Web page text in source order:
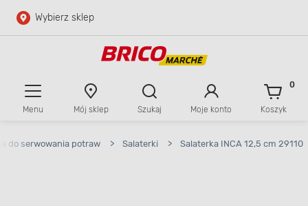
Przejdź do głównej zawartości
Wybierz sklep
Menu Mój sklep Szukaj Moje konto Koszyk
0
do serwowania potraw > Salaterki > Salaterka INCA 12,5 cm 29110